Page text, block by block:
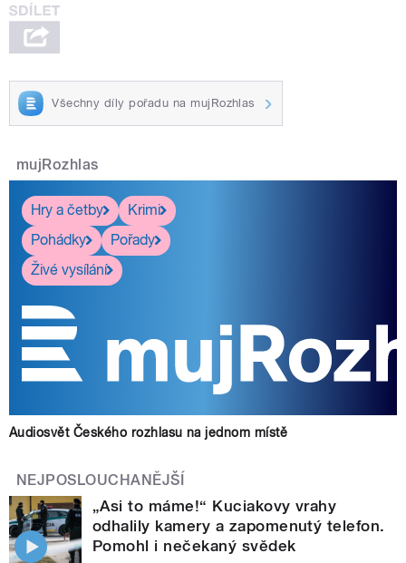
Všechny díly pořadu na mujRozhlas
mujRozhlas
Hry a četby
Krimi
Pohádky
Pořady
Živé vysílání
Audiosvět Českého rozhlasu na jednom místě
NEJPOSLOUCHANĚJŠÍ
„Asi to máme!“ Kuciakovy vrahy
odhalily kamery a zapomenutý telefon.
Pomohl i nečekaný svědek